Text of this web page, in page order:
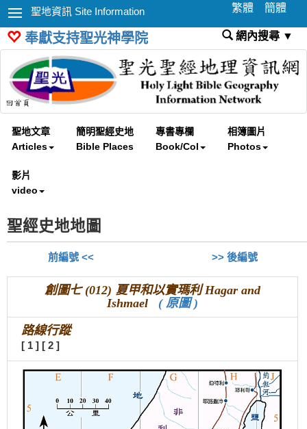
聖地資訊 Site Information 繁體 簡體
奉獻支持聖光神學院 網內搜尋 ▼
聖地文章
Articles
簡明聖經史地
Bible Places
專書專欄
Book/Col
相簿圖片
Photos
影片
video
聖經史地地圖
前編號 << >> 後編號
創圖七 (012) 夏甲和以實瑪利 Hagar and
Ishmael ( 原圖 )
路線行蹤
[ 1 ] [ 2 ]